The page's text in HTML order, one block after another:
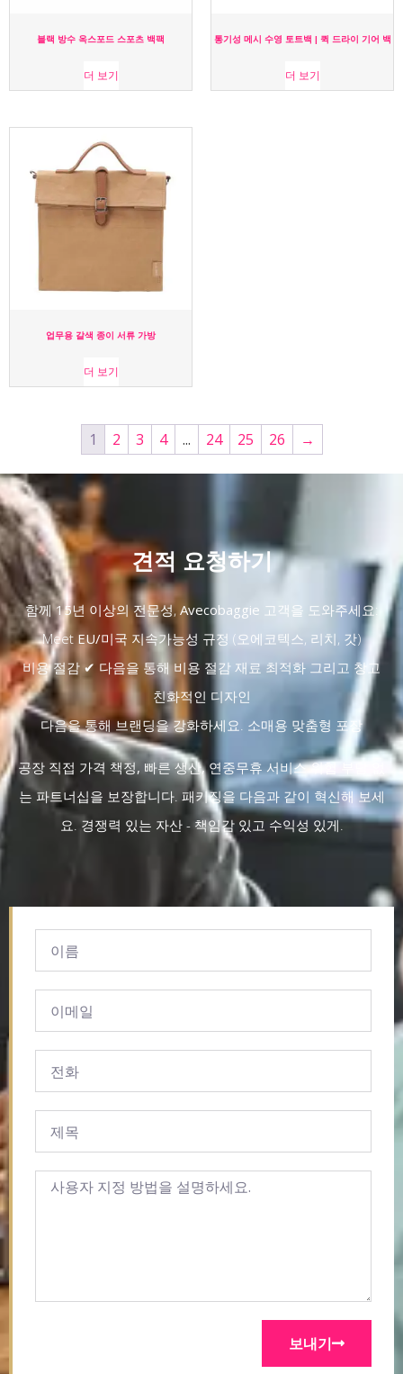
블랙 방수 옥스포드 스포츠 백팩
더 보기
통기성 메시 수영 토트백 | 퀵 드라이 기어 백
더 보기
업무용 갈색 종이 서류 가방
더 보기
1 2 3 4 ... 24 25 26 →
견적 요청하기
함께15년 이상의 전문성, Avecobaggie 고객을 도와주세요:
MeetEU/미국 지속가능성 규정 (오에코텍스, 리치, 갓)
비용 절감 ✔ 다음을 통해 비용 절감 재료 최적화그리고 창고
친화적인 디자인
다음을 통해 브랜딩을 강화하세요. 소매용 맞춤형 포장
공장 직접 가격 책정, 빠른 생산, 연중무휴 서비스위험 부담 없
는 파트너십을 보장합니다. 패키징을 다음과 같이 혁신해 보세
요. 경쟁력 있는 자산- 책임감 있고 수익성 있게.
보내기